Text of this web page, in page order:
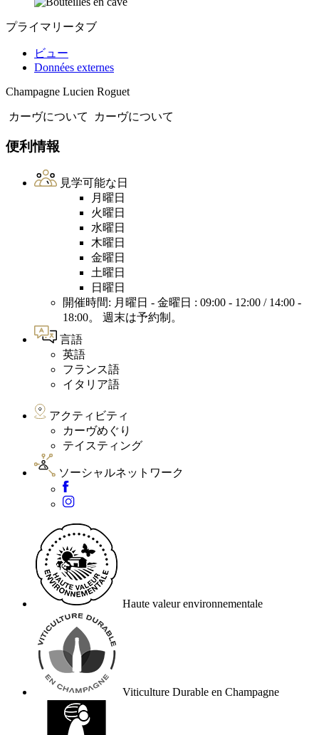
プライマリータブ
ビュー
Données externes
Champagne Lucien Roguet
カーヴについて カーヴについて
便利情報
見学可能な日
月曜日
火曜日
水曜日
木曜日
金曜日
土曜日
日曜日
開催時間: 月曜日 - 金曜日 : 09:00 - 12:00 / 14:00 -
18:00。 週末は予約制。
言語
英語
フランス語
イタリア語
アクティビティ
カーヴめぐり
テイスティング
ソーシャルネットワーク
Haute valeur environnementale
Viticulture Durable en Champagne